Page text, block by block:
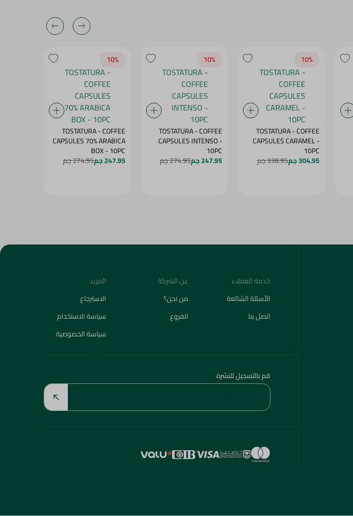
10‎%‎
TOSTATURA - COFFEE
CAPSULES CARAMEL -
10PC
304.95 جم 338.95 جم
10‎%‎
TOSTATURA - COFFEE
CAPSULES INTENSO -
10PC
247.95 جم 274.95 جم
10‎%‎
TOSTATURA - COFFEE
CAPSULES 70% ARABICA
BOX - 10PC
247.95 جم 274.95 جم
خدمة العملاء
الأسئلة الشائعة
اتصل بنا
عن الشركة
من نحن؟
الفروع
المزيد
الاسترجاع
سياسة الاستخدام
سياسة الخصوصية
قم بالتسجيل للنشرة